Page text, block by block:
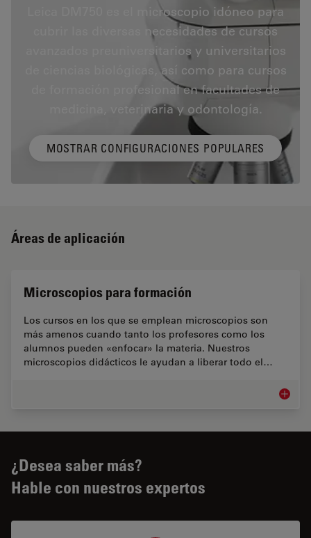
Leica DM750 es el microscopio idóneo para
cubrir las diversas necesidades de cursos
avanzados preuniversitarios y universitarios
de ciencias biológicas, así como para cursos
de formación profesional en facultades de
medicina, veterinaria y odontología.
MOSTRAR CONFIGURACIONES POPULARES
Áreas de aplicación
Microscopios para formación
Los cursos en los que se emplean microscopios son
más amenos cuando tanto los profesores como los
alumnos pueden «enfocar» la materia. Nuestros
microscopios didácticos le ayudan a liberar todo el…
¿Desea saber más?
Hable con nuestros expertos